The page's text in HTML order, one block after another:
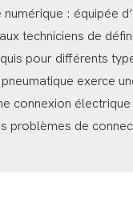
: équipée
techniciens de
pour différents
exerce
connexion
problèmes de